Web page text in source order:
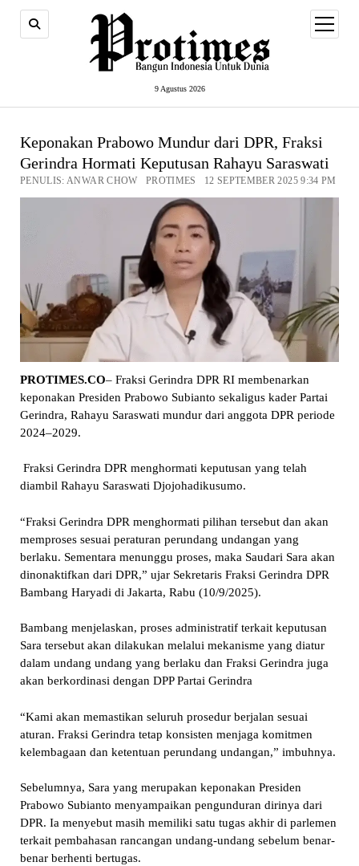
9 Agustus 2026
open
menu
Keponakan Prabowo Mundur dari DPR, Fraksi
Gerindra Hormati Keputusan Rahayu Saraswati
PENULIS: ANWAR CHOW PROTIMES 12 SEPTEMBER 2025 9:34 PM
PROTIMES.CO– Fraksi Gerindra DPR RI membenarkan
keponakan Presiden Prabowo Subianto sekaligus kader Partai
Gerindra, Rahayu Saraswati mundur dari anggota DPR periode
2024–2029.
Fraksi Gerindra DPR menghormati keputusan yang telah
diambil Rahayu Saraswati Djojohadikusumo.
“Fraksi Gerindra DPR menghormati pilihan tersebut dan akan
memproses sesuai peraturan perundang undangan yang
berlaku. Sementara menunggu proses, maka Saudari Sara akan
dinonaktifkan dari DPR,” ujar Sekretaris Fraksi Gerindra DPR
Bambang Haryadi di Jakarta, Rabu (10/9/2025).
Bambang menjelaskan, proses administratif terkait keputusan
Sara tersebut akan dilakukan melalui mekanisme yang diatur
dalam undang undang yang berlaku dan Fraksi Gerindra juga
akan berkordinasi dengan DPP Partai Gerindra
“Kami akan memastikan seluruh prosedur berjalan sesuai
aturan. Fraksi Gerindra tetap konsisten menjaga komitmen
kelembagaan dan ketentuan perundang undangan,” imbuhnya.
Sebelumnya, Sara yang merupakan keponakan Presiden
Prabowo Subianto menyampaikan pengunduran dirinya dari
DPR. Ia menyebut masih memiliki satu tugas akhir di parlemen
terkait pembahasan rancangan undang-undang sebelum benar-
benar berhenti bertugas.